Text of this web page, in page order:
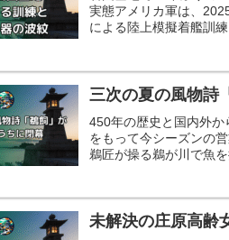
実態アメリカ軍は、
による陸上模擬着艦訓
三次の夏の風物詩
450年の歴史と国内外
をもって今シーズンの
鵜匠が操る鵜が川で魚
未解決の庄原高齢